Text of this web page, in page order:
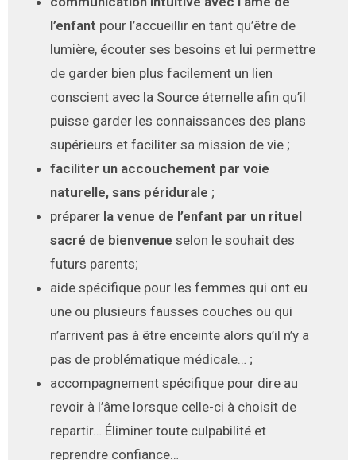
l’enfant pour l’accueillir en tant qu’être de
lumière, écouter ses besoins et lui permettre
de garder bien plus facilement un lien
conscient avec la Source éternelle afin qu’il
puisse garder les connaissances des plans
supérieurs et faciliter sa mission de vie ;
faciliter un accouchement par voie
naturelle, sans péridurale ;
préparer la venue de l’enfant par un rituel
sacré de bienvenue selon le souhait des
futurs parents;
aide spécifique pour les femmes qui ont eu
une ou plusieurs fausses couches ou qui
n’arrivent pas à être enceinte alors qu’il n’y a
pas de problématique médicale… ;
accompagnement spécifique pour dire au
revoir à l’âme lorsque celle-ci à choisit de
repartir… Éliminer toute culpabilité et
reprendre confiance…